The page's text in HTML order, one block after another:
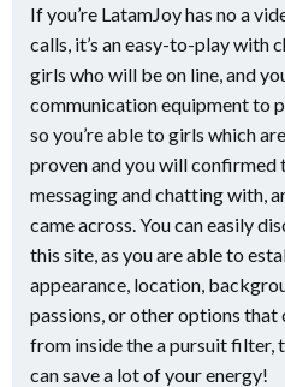
If you’re LatamJoy has no a
calls, it’s an easy-to-play with
girls who will be on line, and
communication equipment to
so you’re able to girls which
proven and you will confirmed
messaging and chatting with,
came across. You can easily
this site, as you are able to
appearance, location,
passions, or other options
from inside the a pursuit filter,
can save a lot of your energy!